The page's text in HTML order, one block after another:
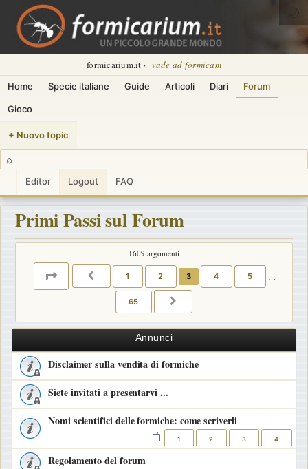
formicarium.it · vade ad formicam
Home Specie italiane Guide Articoli Diari Forum
Gioco
+ Nuovo topic
⌕
Editor Logout FAQ
🌙
Primi Passi sul Forum
1609 argomenti
PAGINA3 PRECEDENTE
1 2 3 4 5 …
65
Annunci
Disclaimer sulla vendita di formiche
Siete invitati a presentarvi ...
Nomi scientifici delle formiche: come scriverli
1 2 3 4
Regolamento del forum